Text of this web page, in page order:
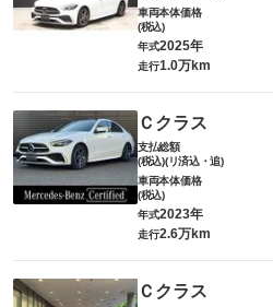
車両本体価格
(税込)
年式2025年
走行1.0万km
Ｃクラス
支払総額
(税込)(リ済込・追)
車両本体価格
(税込)
年式2023年
走行2.6万km
Ｃクラス